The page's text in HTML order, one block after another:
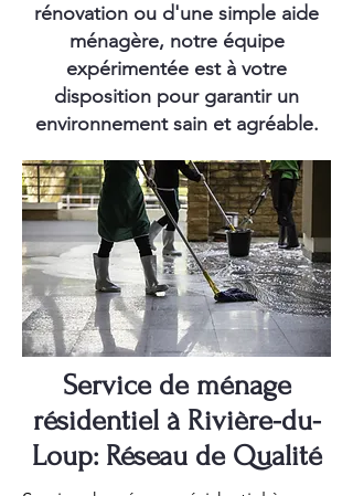
rénovation ou d'une simple aide
ménagère, notre équipe
expérimentée est à votre
disposition pour garantir un
environnement sain et agréable.
Service de ménage
résidentiel à Rivière-du-
Loup: Réseau de Qualité